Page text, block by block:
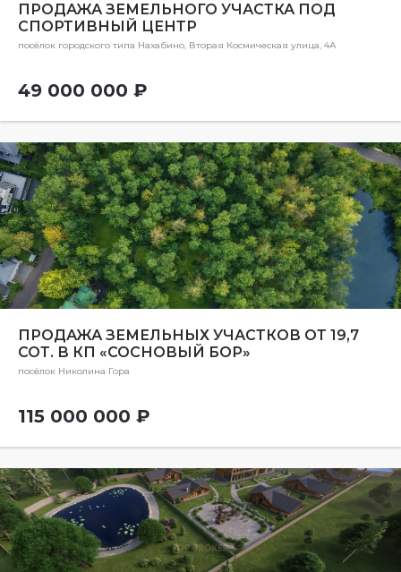
ПРОДАЖА ЗЕМЕЛЬНОГО УЧАСТКА ПОД
СПОРТИВНЫЙ ЦЕНТР
посёлок городского типа Нахабино, Вторая Космическая улица, 4А
49 000 000 ₽
ПРОДАЖА ЗЕМЕЛЬНЫХ УЧАСТКОВ ОТ 19,7
СОТ. В КП «СОСНОВЫЙ БОР»
посёлок Николина Гора
115 000 000 ₽